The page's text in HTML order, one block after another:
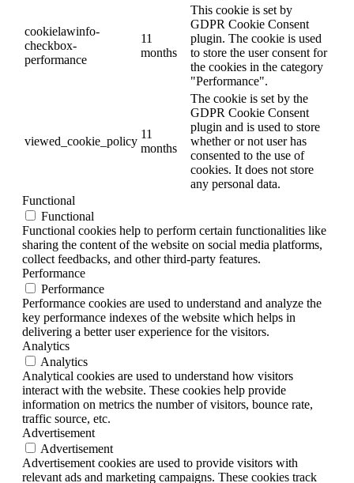
cookielawinfo-
checkbox-
performance
11
months
This cookie is set by
GDPR Cookie Consent
plugin. The cookie is used
to store the user consent for
the cookies in the category
"Performance".
viewed_cookie_policy
11
months
The cookie is set by the
GDPR Cookie Consent
plugin and is used to store
whether or not user has
consented to the use of
cookies. It does not store
any personal data.
Functional
Functional
Functional cookies help to perform certain functionalities like
sharing the content of the website on social media platforms,
collect feedbacks, and other third-party features.
Performance
Performance
Performance cookies are used to understand and analyze the
key performance indexes of the website which helps in
delivering a better user experience for the visitors.
Analytics
Analytics
Analytical cookies are used to understand how visitors
interact with the website. These cookies help provide
information on metrics the number of visitors, bounce rate,
traffic source, etc.
Advertisement
Advertisement
Advertisement cookies are used to provide visitors with
relevant ads and marketing campaigns. These cookies track